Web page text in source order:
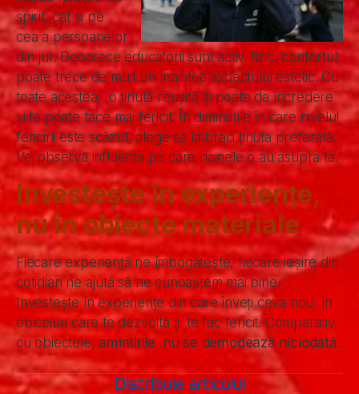
spirit, cât și pe
cea a persoanelor
din jur. Deoarece educatorii sunt activi fizic, confortul
poate trece de mult ori înaintea aspectului estetic. Cu
toate acestea, o ținută reușită îți poate da încredere
și te poate face mai fericit. În diminețile în care nivelul
fericirii este scăzut, alege să îmbraci ținuta preferată.
Vei observa influența pe care hainele o au asupra ta.
Investește în experiențe,
nu în obiecte materiale
Fiecare experiență ne îmbogățește, fiecare ieșire din
cotidian ne ajută să ne cunoaștem mai bine.
Investește în experiențe din care înveți ceva nou, în
obiceiuri care te dezvoltă și te fac fericit. Comparativ
cu obiectele, amintirile nu se demodează niciodată.
Distribuie articolul